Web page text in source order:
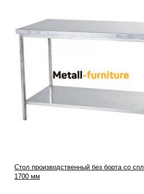
Стол производственный без борта со
1700 мм